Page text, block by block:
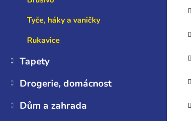
Tyče, háky a vaničky
Rukavice
Tapety
Drogerie, domácnost
Dům a zahrada